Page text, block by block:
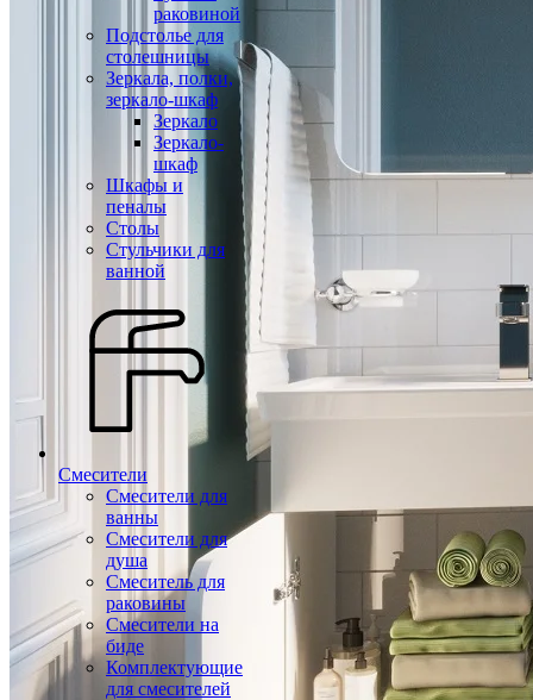
раковиной
Подстолье для
столешницы
Зеркала, полки,
зеркало-шкаф
Зеркало
Зеркало-
шкаф
Шкафы и
пеналы
Столы
Стульчики для
ванной
Смесители
Смесители для
ванны
Смесители для
душа
Смеситель для
раковины
Смесители на
биде
Комплектующие
для смесителей